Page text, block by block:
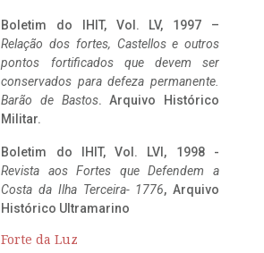
Boletim do IHIT, Vol. LV, 1997 –
Relação dos fortes, Castellos e outros
pontos fortificados que devem ser
conservados para defeza permanente.
Barão de Bastos. Arquivo Histórico
Militar.
Boletim do IHIT, Vol. LVI, 1998 -
Revista aos Fortes que Defendem a
Costa da Ilha Terceira- 1776, Arquivo
Histórico Ultramarino
Forte da Luz